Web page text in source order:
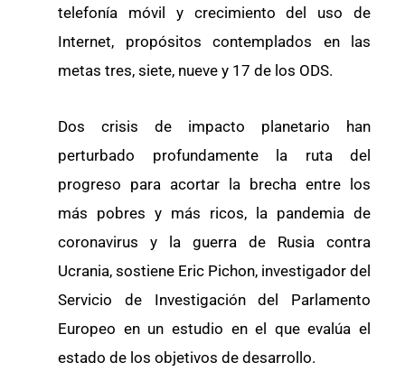
telefonía móvil y crecimiento del uso de
Internet, propósitos contemplados en las
metas tres, siete, nueve y 17 de los ODS.
Dos crisis de impacto planetario han
perturbado profundamente la ruta del
progreso para acortar la brecha entre los
más pobres y más ricos, la pandemia de
coronavirus y la guerra de Rusia contra
Ucrania, sostiene Eric Pichon, investigador del
Servicio de Investigación del Parlamento
Europeo en un estudio en el que evalúa el
estado de los objetivos de desarrollo.